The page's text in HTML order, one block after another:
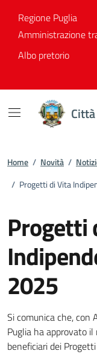
Regione Puglia
Amministrazione
Albo pretorio
Home / Novità /
/ Progetti di Vita
Progetti
2025
Dettagli
Si comunica che,
Puglia ha approvato
beneficiari dei